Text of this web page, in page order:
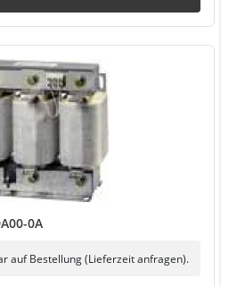
0A
auf Bestellung (Lieferzeit anfragen).